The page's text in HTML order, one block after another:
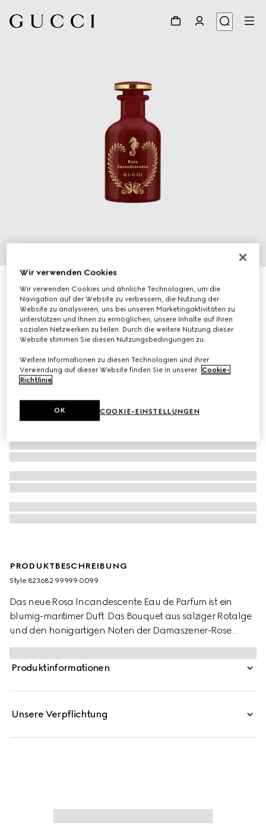
The Alchemist's Garden, Rosa Incandescente, 50 ml, Eau
de Parfum
€ 240
PRODUKTBESCHREIBUNG
Style ‎823682 99999 0099
Das neue Rosa Incandescente Eau de Parfum ist ein
blumig-maritimer Duft. Das Bouquet aus salziger Rotalge
und den honigartigen Noten der Damaszener-Rose
bringt einen Schatz ans Licht, der zwischen Küste und
Meer verborgen lag. Um die maritime Schönheit der
Rotalge zu bewahren, wird ihre Essenz durch einen
Produktinformationen
Unsere Verpflichtung
Wir verwenden Cookies
Wir verwenden Cookies und ähnliche Technologien, um die
Navigation auf der Website zu verbessern, die Nutzung der
Website zu analysieren, uns bei unseren Marketingaktivitäten zu
unterstützen und Ihnen zu ermöglichen, unsere Inhalte auf Ihren
sozialen Netzwerken zu teilen. Durch die weitere Nutzung dieser
Website stimmen Sie diesen Nutzungsbedingungen zu.
Weitere Informationen zu diesen Technologien und ihrer
Verwendung auf dieser Website finden Sie in unserer Cookie-
Richtlinie.
COOKIE-EINSTELLUNGEN
OK